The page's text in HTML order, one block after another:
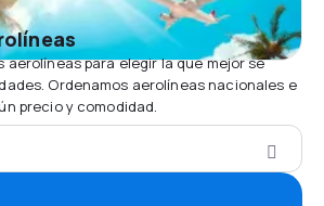
aerolíneas para elegir la que mejor se
Ordenamos aerolíneas nacionales e
precio y comodidad.